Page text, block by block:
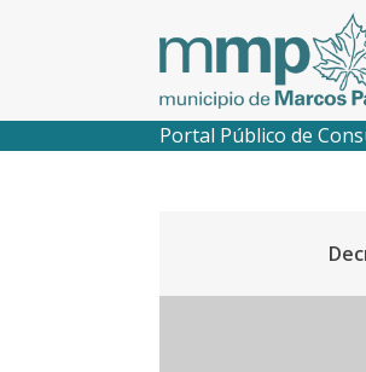
Portal Público de